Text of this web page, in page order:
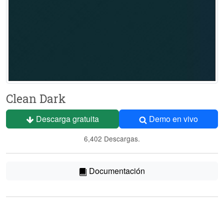
Clean Dark
Descarga gratuita Demo en vivo
6,402 Descargas.
Documentación